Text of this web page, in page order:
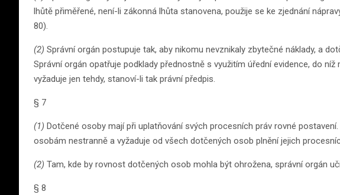
lhůtě přiměřené, není-li zákonná lhůta stanovena, použije se ke zjednání
80).
(2) Správní orgán postupuje tak, aby nikomu nevznikaly zbytečné náklady, a
Správní orgán opatřuje podklady přednostně s využitím úřední evidence, do
vyžaduje jen tehdy, stanoví-li tak právní předpis.
§ 7
(1) Dotčené osoby mají při uplatňování svých procesních práv rovné
osobám nestranně a vyžaduje od všech dotčených osob plnění jejich
(2) Tam, kde by rovnost dotčených osob mohla být ohrožena, správní orgán
§ 8